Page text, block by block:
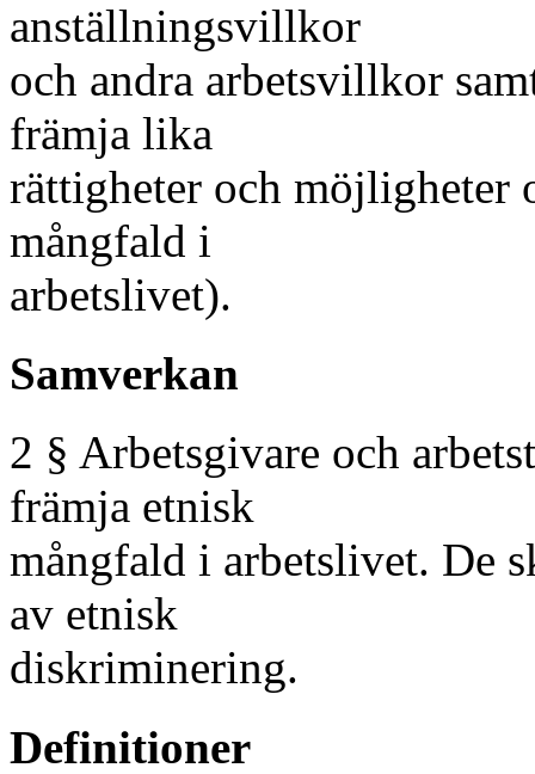
anställningsvillkor
och andra arbetsvillkor
främja lika
rättigheter och
mångfald i
arbetslivet).
Samverkan
2 § Arbetsgivare och
främja etnisk
mångfald i arbetslivet. De
av etnisk
diskriminering.
Definitioner